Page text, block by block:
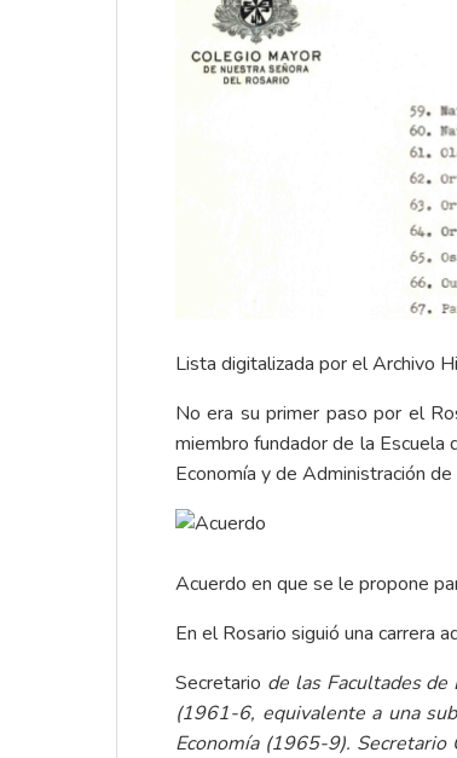
Lista digitalizada por el Archivo
No era su primer paso por el
miembro fundador de la Escuela
Economía y de Administración
Acuerdo en que se le propone
En el Rosario siguió una carrera
Secretario de las Facultades
(1961-6, equivalente a una
Economía (1965-9).